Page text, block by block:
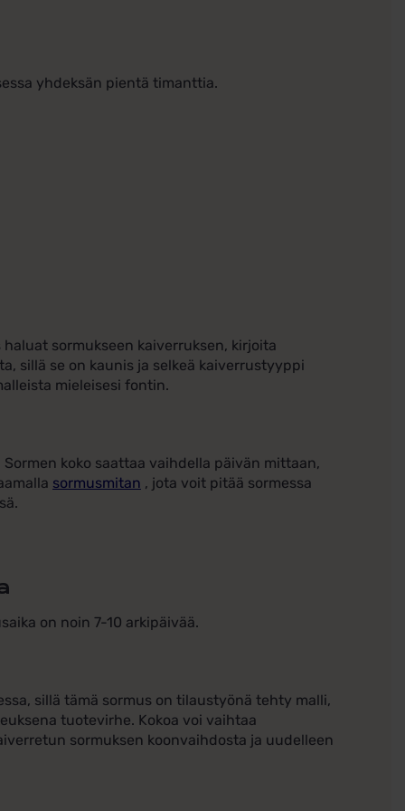
yhdeksän pientä timanttia.
sormukseen kaiverruksen, kirjoita
sillä se on kaunis ja selkeä kaiverrustyyppi
mieleisesi fontin.
koko saattaa vaihdella päivän mittaan,
sormusmitan , jota voit pitää sormessa
on noin 7-10 arkipäivää.
sillä tämä sormus on tilaustyönä tehty malli,
tuotevirhe. Kokoa voi vaihtaa
sormuksen koonvaihdosta ja uudelleen